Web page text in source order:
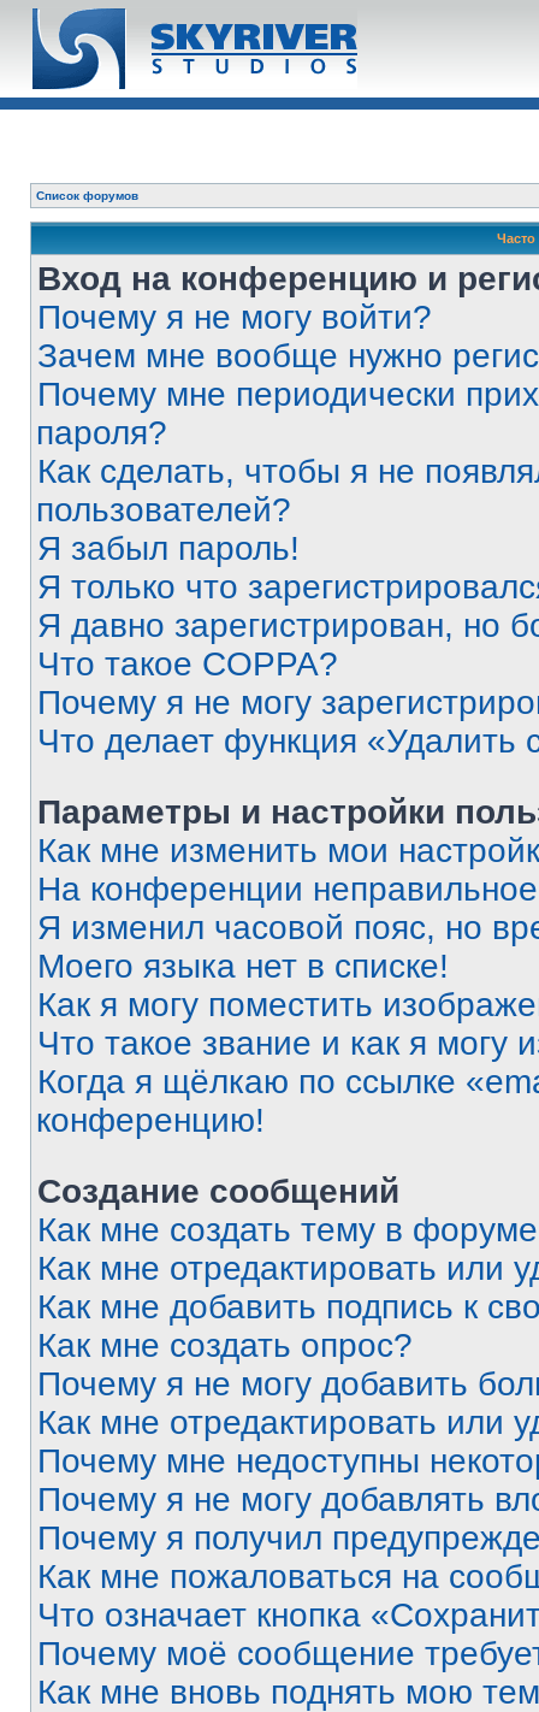
Список форумов
Вход на конференцию и
Почему я не могу войти?
Зачем мне вообще нужно
Почему мне периодически
пароля?
Как сделать, чтобы я не
пользователей?
Я забыл пароль!
Я только что
Я давно зарегистрирован, но
Что такое COPPA?
Почему я не могу
Что делает функция «Удалить
Параметры и настройки
Как мне изменить мои
На конференции
Я изменил часовой пояс, но
Моего языка нет в списке!
Как я могу поместить
Что такое звание и как я могу
Когда я щёлкаю по ссылке
конференцию!
Создание сообщений
Как мне создать тему в
Как мне отредактировать или
Как мне добавить подпись к
Как мне создать опрос?
Почему я не могу добавить
Как мне отредактировать или
Почему мне недоступны
Почему я не могу добавлять
Почему я получил
Как мне пожаловаться на
Что означает кнопка
Почему моё сообщение
Как мне вновь поднять мою